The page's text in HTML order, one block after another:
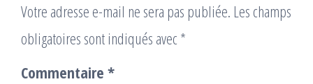
Votre adresse e-mail ne sera pas publiée. Les champs
obligatoires sont indiqués avec *
Commentaire *